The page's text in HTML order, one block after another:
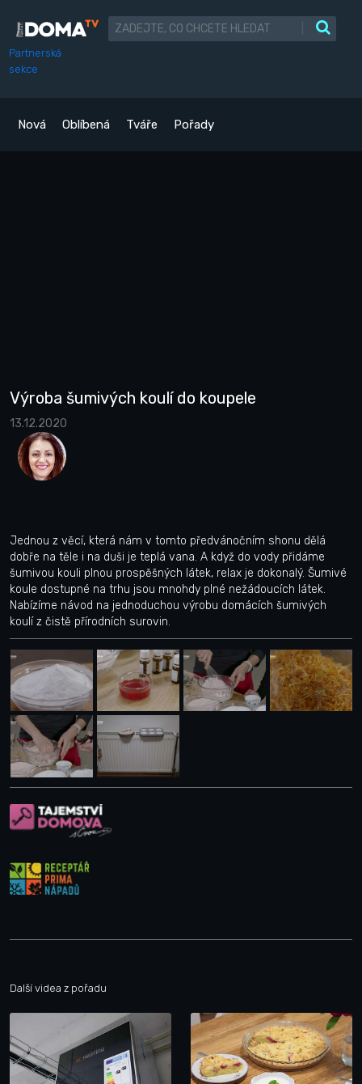
Partnerská
sekce
Nová Oblíbená Tváře Pořady
Výroba šumivých koulí do koupele
13.12.2020
Jednou z věcí, která nám v tomto předvánočním shonu dělá
dobře na těle i na duši je teplá vana. A když do vody přidáme
šumivou kouli plnou prospěšných látek, relax je dokonalý. Šumivé
koule dostupné na trhu jsou mnohdy plné nežádoucích látek.
Nabízíme návod na jednoduchou výrobu domácích šumivých
koulí z čistě přírodních surovin.
Další videa z pořadu